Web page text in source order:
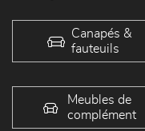
Canapés &
fauteuils
Meubles de
complément